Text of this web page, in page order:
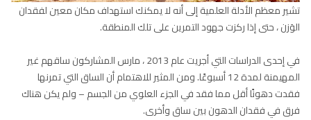
تشير معظم الأدلة العلمية إلى أنه لا يمكنك استهداف مكان معين لفقدان
الوَزن ، حتى إذا ركزت جهود التمرين على تلك المنطقة.
في إحدى الدراسات التي أجريت عام 2013 ، مارس المشاركون ساقهم غير
المهيمنة لمدة 12 أسبوعًا. ومن المثير للاهتمام أن الساق التي تمرنها
فقدت دهونًا أقل مما فقد في الجزء العلوي من الجسم – ولم يكن هناك
فرق في فقدان الدهون بين ساق وأخرى.